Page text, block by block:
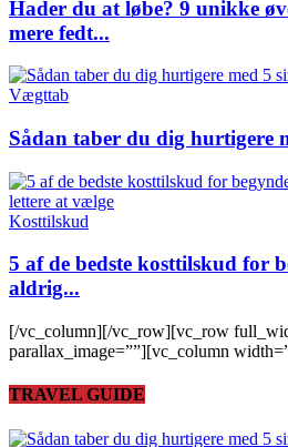
Hader du at løbe? 9 unikke
mere fedt...
Vægttab
Sådan taber du dig hurtigere
Kosttilskud
5 af de bedste kosttilskud for
aldrig...
[/vc_column][/vc_row][vc_row
parallax_image=””][vc_column
TRAVEL GUIDE